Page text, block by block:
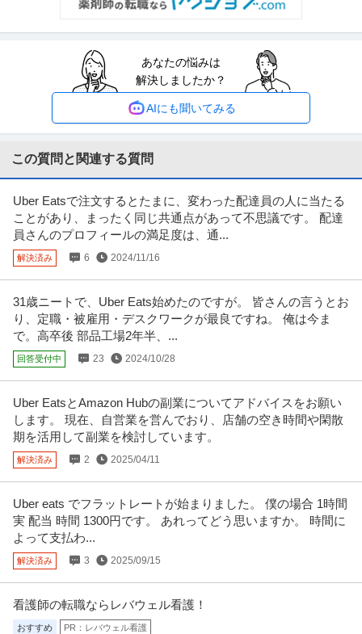
採用 ／ 採用・組織戦略担当 ／ Talent Partner
株式会社ゼロワンブースター
マネージャー採用 ベンチャー企業 土日休み
【職種】人事＞採用 【業種】コンサルティング＞コンサルティング ※会員属
性などに応じ、当該求人をビ…続きを見る
物流企画・物流管理 ／ 「法人営業／国際物流」管理職候補／物流
課題を解決するソリューション営業／東証スタンダード上場・カ
ンダホールディングスグループ
株式会社ペガサスグローバルエクスプレス
新着 残業月20時間以内 職場内禁煙
【職種】管理＞物流企画・物流管理 【業種】運輸・交通＞陸運 ※会員属性な
どに応じ、当該求人をビズリ
…続きを見る
管理本部／総務／総務G
株式会社タケエイ
新着 正社員 雇用保険完備 年間休日110日以上
月給20万円〜24万円
提供：株式会社タケエイ
不動産・マンション・ビル管理 ／ ◤営業事務／不動産業界経験者
歓迎◢ 賃貸物件の解約立会に関する周辺業務をお任せします／土
日祝休／残業月15h程度／14期連続増収の安定基盤
株式会社ジーク
新着 未経験OK 学歴不問 教育充実
年収300万円〜400万円
【職種】不動産＞不動産・マンション・ビル管理 【業種】建設＞内装・リフ
ォーム・インテリア ※会員属
コクヨグループ／コワーキングスペースでの接客事務スタッフ／
月給25万円以上／完全週休2日制／年休120日以上／残業ほぼ0時
間／未経験OK／事務／受付系求人
コクヨ＆パートナーズ株式会社
契約社員 未経験OK 交通費支給
あなたの悩みは
解決しましたか？
AIにも聞いてみる
この質問と関連する質問
Uber Eatsで注文するとたまに、変わった配達員の人に当たる
ことがあり、まったく同じ共通点があって不思議です。 配達
員さんのプロフィールの満足度は、通...
解決済み 6 2024/11/16
31歳ニートで、Uber Eats始めたのですが。 皆さんの言うとお
り、定職・被雇用・デスクワークが最良ですね。 俺は今ま
で。高卒後 部品工場2年半、...
回答受付中 23 2024/10/28
Uber EatsとAmazon Hubの副業についてアドバイスをお願い
します。 現在、自営業を営んでおり、店舗の空き時間や閑散
期を活用して副業を検討しています。
解決済み 2 2025/04/11
Uber eats でフラットレートが始まりました。 僕の場合 1時間
実 配当 時間 1300円です。 あれってどう思いますか。 時間に
よって支払わ...
解決済み 3 2025/09/15
看護師の転職ならレバウェル看護！
おすすめ PR：レバウェル看護